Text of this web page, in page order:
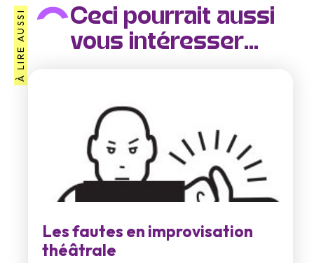
À LIRE AUSSI
Ceci pourrait aussi
vous intéresser...
Les fautes en improvisation
théâtrale